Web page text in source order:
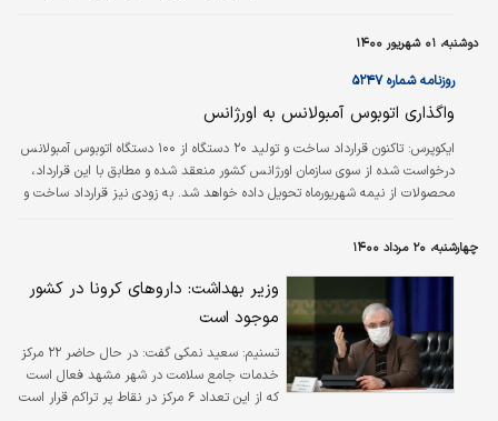
دوشنبه، ۰۱ شهریور ۱۴۰۰
روزنامه شماره ۵۲۴۷
واگذاری اتوبوس آمبولانس به اورژانس
ايكوپرس:
تاکنون قرارداد ساخت و تولید ۲۰ دستگاه از ۱۰۰ دستگاه اتوبوس آمبولانس
درخواست شده از سوی سازمان اورژانس کشور منعقد شده و مطابق با این قرارداد،
محصولات از نیمه شهریورماه تحویل داده خواهد شد. به زودی نیز قرارداد ساخت و
پس از یک دهه رکود توانسته تولید اتوبوس را از سر بگیرد و با دستیابی به سود
عملیاتی و خروج موفق از بخشی از زیان عملیاتی، به شرکتی سود‌ده تبدیل شود،
برای افزایش سهم بازار داخلی و تولید و توسعه محصولات جدید اقدام…
چهارشنبه، ۲۰ مرداد ۱۴۰۰
وزیر بهداشت: داروهای کرونا در کشور
موجود است
تسنیم:
سعید نمکی گفت: در حال حاضر ۲۲ مرکز
خدمات جامع سلامت در شهر مشهد فعال است
که از این تعداد ۶ مرکز در نقاط پر تراکم قرار است